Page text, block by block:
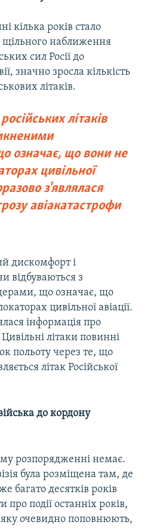
кілька років стало
щільного наближення
сил Росії до
значно зросла кількість
літаків.
літаків
означає, що вони не
цивільної
з'являлася
авіакатастрофи
дискомфорт і
відбуваються з
що означає, що
цивільної авіації.
інформація про
літаки повинні
польоту через те, що
літак Російської
до кордону
розпорядженні немає.
була розміщена там, де
багато десятків років
події останніх років,
яку очевидно поповнюють,